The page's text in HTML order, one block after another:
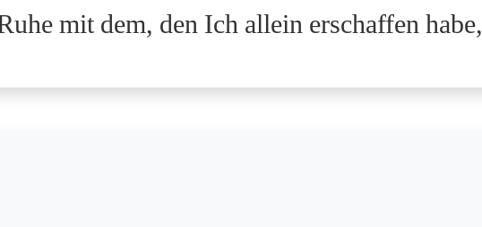
mit dem, den Ich allein erschaffen habe,